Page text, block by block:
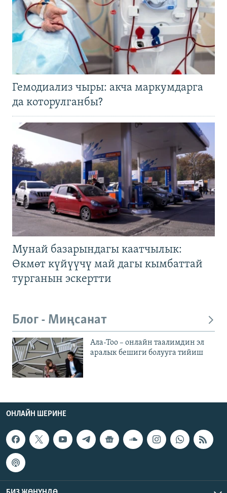
Гемодиализ чыры: акча маркумдарга
да которулганбы?
Мунай базарындагы каатчылык:
Өкмөт күйүүчү май дагы кымбаттай
турганын эскертти
Блог - Миңсанат
Ала-Тоо – онлайн таалимдин эл
аралык бешиги болууга тийиш
ОНЛАЙН ШЕРИНЕ